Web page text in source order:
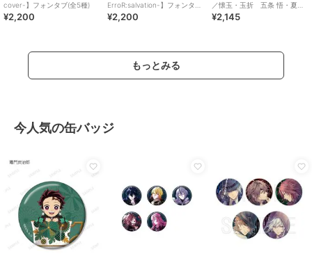
cover-】フォンタブ(全5種)
¥2,200
ErroR:salvation-】フォンタブ
(全6種)
¥2,200
／懐玉・玉折 五条 悟・夏油
傑 B
¥2,145
もっとみる
今人気の缶バッジ